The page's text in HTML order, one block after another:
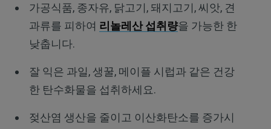
가공식품, 종자유, 닭고기, 돼지고기, 씨앗, 견
과류를 피하여 리놀레산 섭취량을 가능한 한
낮춥니다.
잘 익은 과일, 생꿀, 메이플 시럽과 같은 건강
한 탄수화물을 섭취하세요.
젖산염 생산을 줄이고 이산화탄소를 증가시